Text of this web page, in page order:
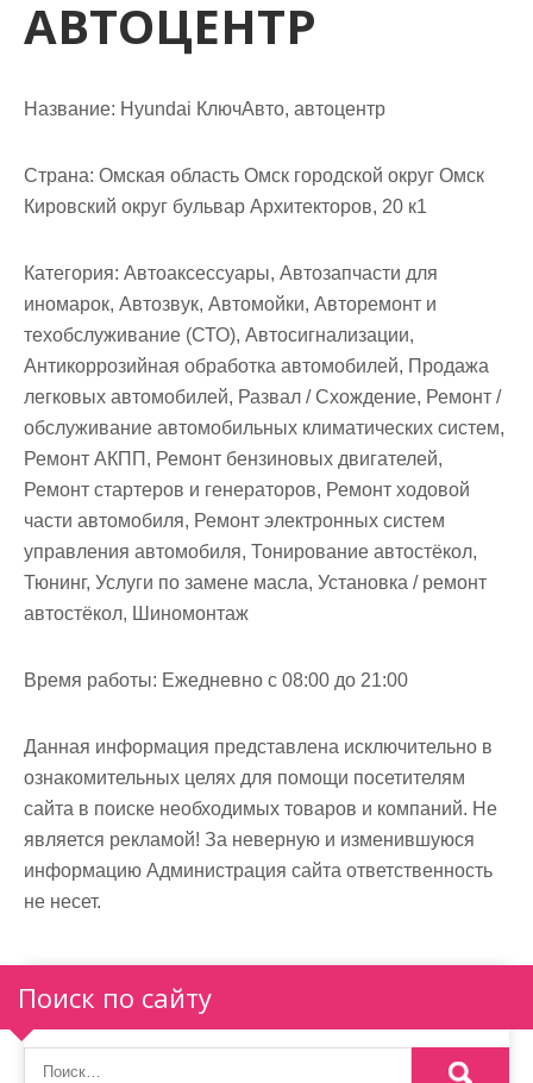
АВТОЦЕНТР
Название: Hyundai КлючАвто, автоцентр
Страна: Омская область Омск городской округ Омск
Кировский округ бульвар Архитекторов, 20 к1
Категория: Автоаксессуары, Автозапчасти для
иномарок, Автозвук, Автомойки, Авторемонт и
техобслуживание (СТО), Автосигнализации,
Антикоррозийная обработка автомобилей, Продажа
легковых автомобилей, Развал / Схождение, Ремонт /
обслуживание автомобильных климатических систем,
Ремонт АКПП, Ремонт бензиновых двигателей,
Ремонт стартеров и генераторов, Ремонт ходовой
части автомобиля, Ремонт электронных систем
управления автомобиля, Тонирование автостёкол,
Тюнинг, Услуги по замене масла, Установка / ремонт
автостёкол, Шиномонтаж
Время работы: Ежедневно с 08:00 до 21:00
Данная информация представлена исключительно в
ознакомительных целях для помощи посетителям
сайта в поиске необходимых товаров и компаний. Не
является рекламой! За неверную и изменившуюся
информацию Администрация сайта ответственность
не несет.
Поиск по сайту